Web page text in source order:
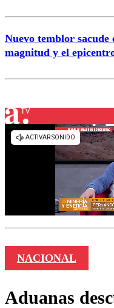
Nuevo temblor
magnitud y el
NACIONAL
Aduanas